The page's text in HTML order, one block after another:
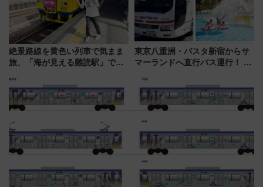
絶景路線を黄色い列車で気まま
旅、「海が見える難読駅」で幸
の舞台は「島原鉄道」
東京八重洲・バスタ新宿からサ
マーランドへ直行バス運行！ お
8/1～31）